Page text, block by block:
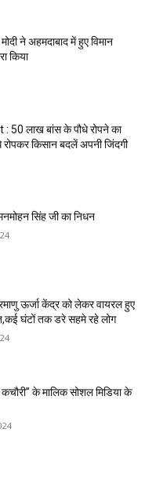
ने अहमदाबाद में हुए विमान
किया
50 लाख बांस के पौधे रोपने का
रोपकर किसान बदलें अपनी जिंदगी
सिंह जी का निधन
ऊर्जा केंद्र को लेकर वायरल हुए
घंटों तक डरे सहमे रहे लोग
के मालिक सोशल मिडिया के